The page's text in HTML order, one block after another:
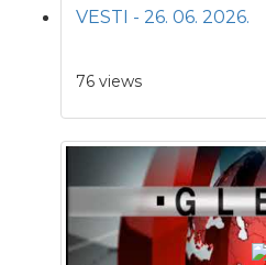
VESTI - 26. 06. 2026.
76 views